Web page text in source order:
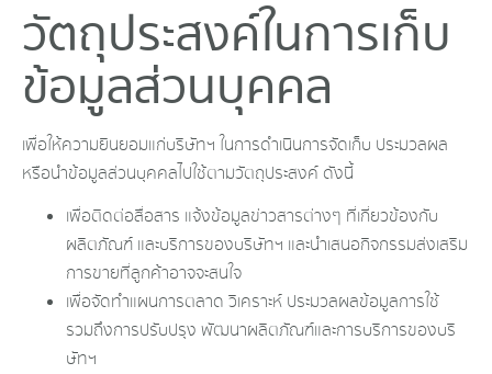
วัตถุประสงค์ในการเก็บ
ข้อมูลส่วนบุคคล
เพื่อให้ความยินยอมแก่บริษัทฯ ในการดำเนินการจัดเก็บ ประมวลผล
หรือนำข้อมูลส่วนบุคคลไปใช้ตามวัตถุประสงค์ ดังนี้
เพื่อติดต่อสื่อสาร แจ้งข้อมูลข่าวสารต่างๆ ที่เกี่ยวข้องกับ
ผลิตภัณฑ์ และบริการของบริษัทฯ และนำเสนอกิจกรรมส่งเสริม
การขายที่ลูกค้าอาจจะสนใจ
เพื่อจัดทำแผนการตลาด วิเคราะห์ ประมวลผลข้อมูลการใช้
รวมถึงการปรับปรุง พัฒนาผลิตภัณฑ์และการบริการของบริ
ษัทฯ